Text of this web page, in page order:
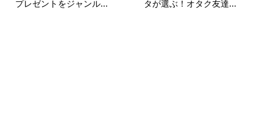
プレゼントをジャンル...
タが選ぶ！オタク友達...